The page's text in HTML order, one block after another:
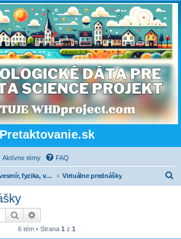
Pretaktovanie.sk
Aktívne témy FAQ
Veda, vesmír, fyzika, vážne a nevážne Virtuálne prednášky
Hľadať
6 tém • Strana 1 z 1